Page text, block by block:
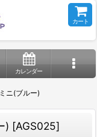
カート
カレンダー
ニ(ブルー)
) [AGS025]